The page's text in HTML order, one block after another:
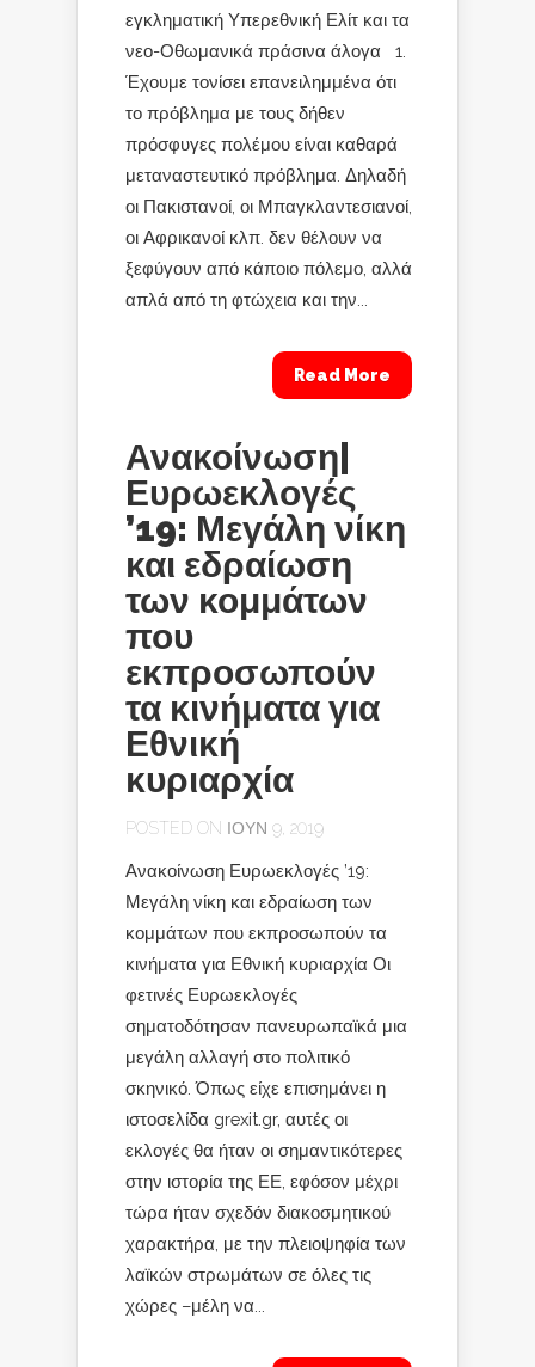
εγκληματική Υπερεθνική Ελίτ και τα
νεο-Οθωμανικά πράσινα άλογα 1.
Έχουμε τονίσει επανειλημμένα ότι
το πρόβλημα με τους δήθεν
πρόσφυγες πολέμου είναι καθαρά
μεταναστευτικό πρόβλημα. Δηλαδή
οι Πακιστανοί, οι Μπαγκλαντεσιανοί,
οι Αφρικανοί κλπ. δεν θέλουν να
ξεφύγουν από κάποιο πόλεμο, αλλά
απλά από τη φτώχεια και την...
Read More
Ανακοίνωση|
Ευρωεκλογές
’19: Μεγάλη νίκη
και εδραίωση
των κομμάτων
που
εκπροσωπούν
τα κινήματα για
Εθνική
κυριαρχία
POSTED ON ΙΟΎΝ 9, 2019
Ανακοίνωση Ευρωεκλογές ’19:
Μεγάλη νίκη και εδραίωση των
κομμάτων που εκπροσωπούν τα
κινήματα για Εθνική κυριαρχία Οι
φετινές Ευρωεκλογές
σηματοδότησαν πανευρωπαϊκά μια
μεγάλη αλλαγή στο πολιτικό
σκηνικό. Όπως είχε επισημάνει η
ιστοσελίδα grexit.gr, αυτές οι
εκλογές θα ήταν οι σημαντικότερες
στην ιστορία της ΕΕ, εφόσον μέχρι
τώρα ήταν σχεδόν διακοσμητικού
χαρακτήρα, με την πλειοψηφία των
λαϊκών στρωμάτων σε όλες τις
χώρες –μέλη να...